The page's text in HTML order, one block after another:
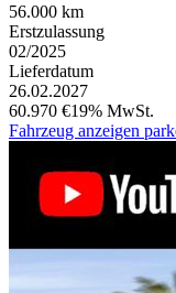
56.000 km
Erstzulassung
02/2025
Lieferdatum
26.02.2027
60.970 €19% MwSt.
Fahrzeug anzeigen